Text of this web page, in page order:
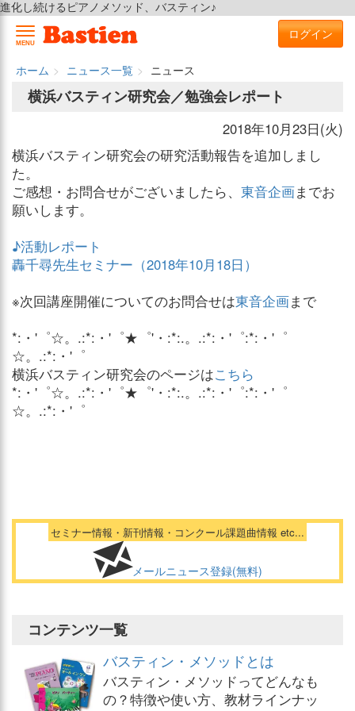
進化し続けるピアノメソッド、バスティン♪
MENU
ログイン
ホーム ニュース一覧
ニュース
横浜バスティン研究会／勉強会レポート
2018年10月23日(火)
横浜バスティン研究会の研究活動報告を追加しまし
た。
ご感想・お問合せがございましたら、 東音企画までお
願いします。
♪活動レポート
轟千尋先生セミナー（2018年10月18日）
※次回講座開催についてのお問合せは東音企画まで
*:・'゜☆。.:*:・'゜★゜'・:*:.。.:*:・'゜:*:・'゜
☆。.:*:・'゜
横浜バスティン研究会のページはこちら
*:・'゜☆。.:*:・'゜★゜'・:*:.。.:*:・'゜:*:・'゜
☆。.:*:・'゜
セミナー情報・新刊情報・コンクール課題曲情報 etc...
メールニュース登録(無料)
コンテンツ一覧
バスティン・メソッドとは
バスティン・メソッドってどんなも
の？特徴や使い方、教材ラインナッ